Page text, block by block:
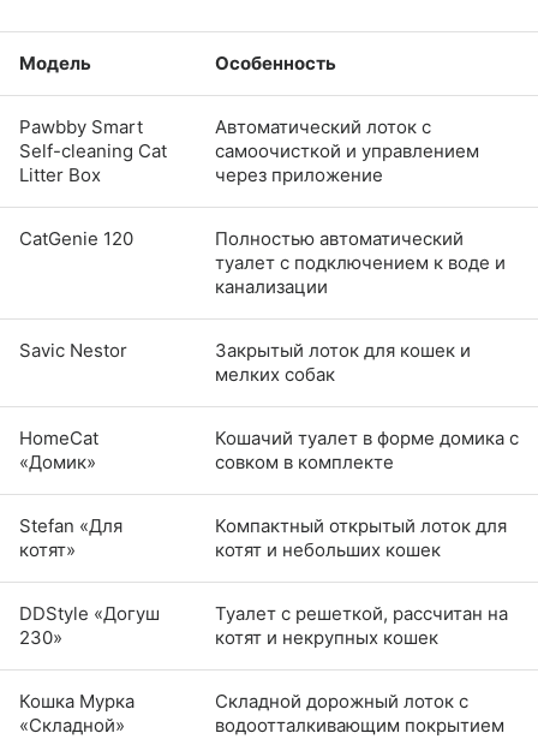
Модель Особенность
Pawbby Smart
Self-cleaning Cat
Litter Box
Автоматический лоток с
самоочисткой и управлением
через приложение
CatGenie 120
Полностью автоматический
туалет с подключением к воде и
канализации
Savic Nestor
Закрытый лоток для кошек и
мелких собак
HomeCat
«Домик»
Кошачий туалет в форме домика с
совком в комплекте
Stefan «Для
котят»
Компактный открытый лоток для
котят и небольших кошек
DDStyle «Догуш
230»
Туалет с решеткой, рассчитан на
котят и некрупных кошек
Кошка Мурка
«Складной»
Складной дорожный лоток с
водоотталкивающим покрытием